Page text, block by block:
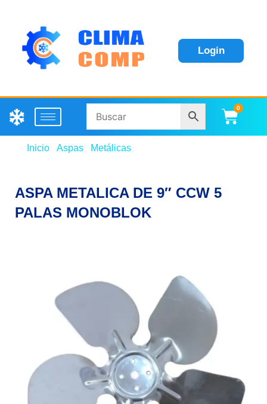
Login
0
Inicio Aspas Metálicas
ASPA METALICA DE 9″ CCW 5
PALAS MONOBLOK